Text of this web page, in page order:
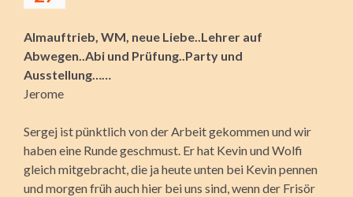
Almauftrieb, WM, neue Liebe..Lehrer auf
Abwegen..Abi und Prüfung..Party und
Ausstellung……
Jerome
Sergej ist pünktlich von der Arbeit gekommen und wir
haben eine Runde geschmust. Er hat Kevin und Wolfi
gleich mitgebracht, die ja heute unten bei Kevin pennen
und morgen früh auch hier bei uns sind, wenn der Frisör